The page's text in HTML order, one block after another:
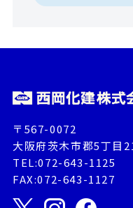
〒567-0072
大阪府茨木市郡5丁目
TEL:072-643-1125
FAX:072-643-1127